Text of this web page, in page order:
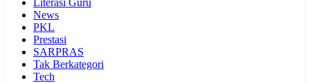
Literasi Guru
News
PKL
Prestasi
SARPRAS
Tak Berkategori
Tech